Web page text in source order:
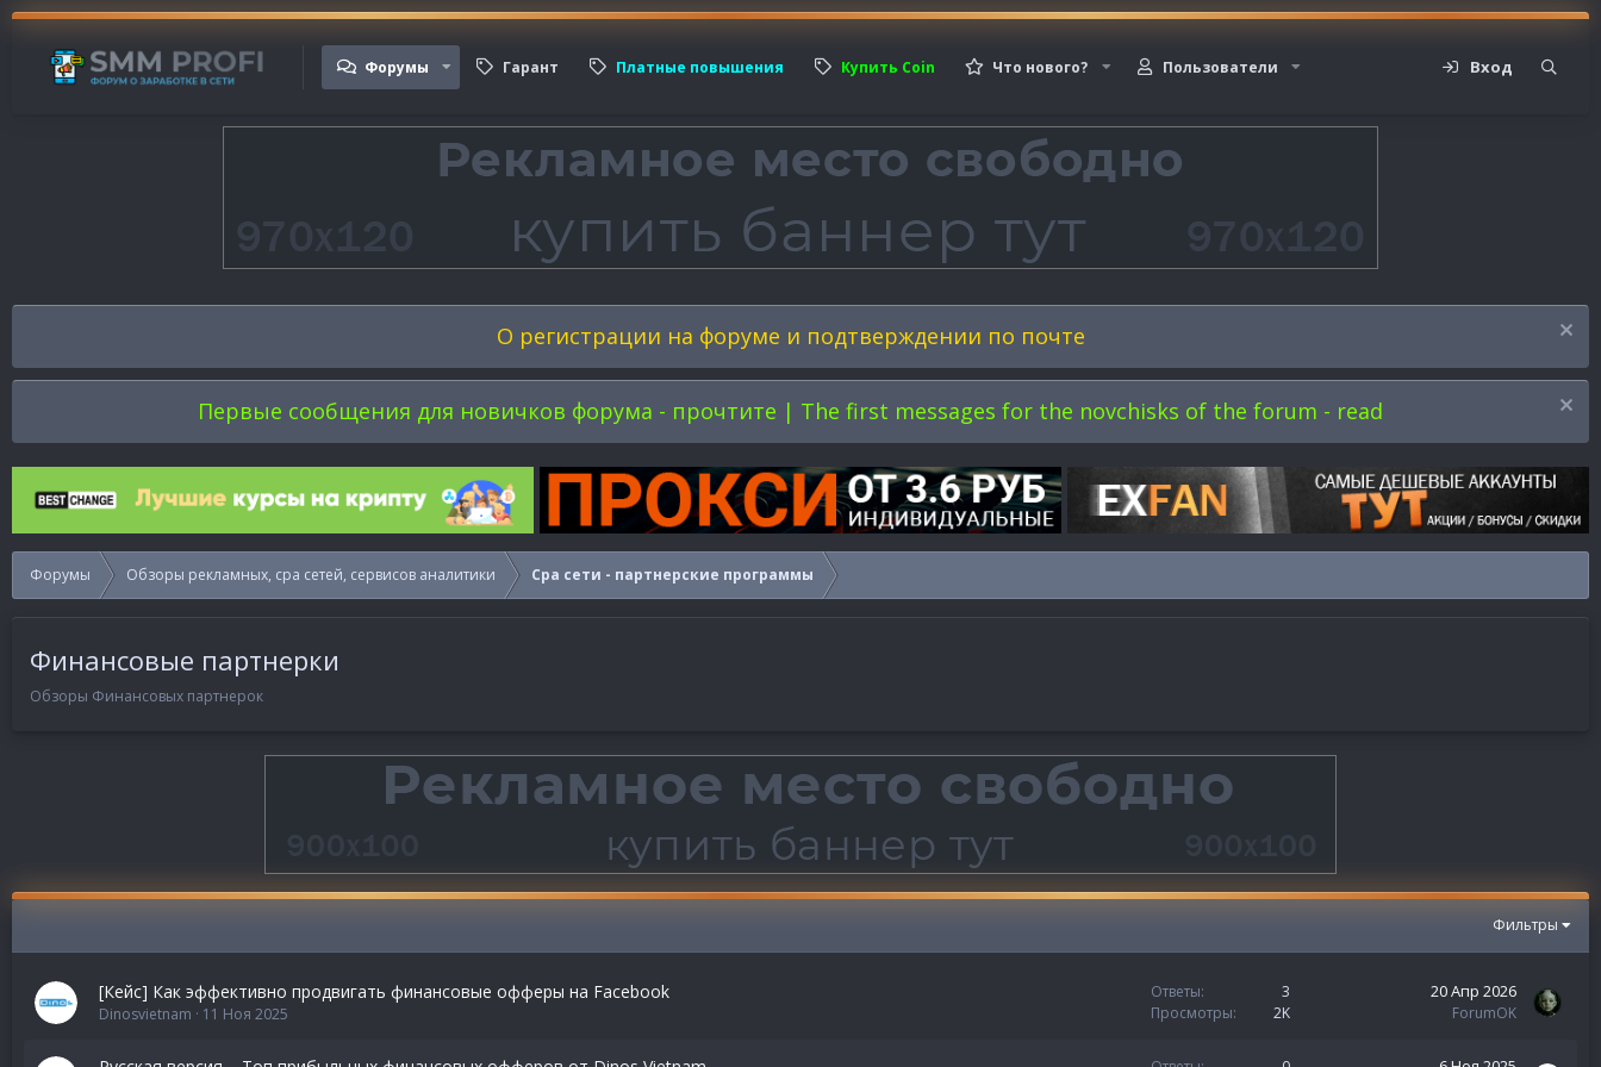
Форумы Гарант Платные повышения Купить Coin Что нового? Пользователи Вход
О регистрации на форуме и подтверждении по почте
Первые сообщения для новичков форума - прочтите | The first messages for the novchisks of the forum - read
Форумы Обзоры рекламных, cpa сетей, сервисов аналитики Cpa сети - партнерские программы
Финансовые партнерки
Обзоры Финансовых партнерок
Фильтры
[Кейс] Как эффективно продвигать финансовые офферы на Facebook
Dinosvietnam 11 Ноя 2025
Ответы
3
Просмотры
2K
20 Апр 2026
ForumOK